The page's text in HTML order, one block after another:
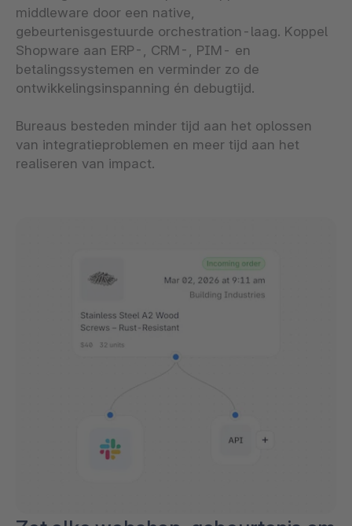
middleware door een native,
gebeurtenisgestuurde orchestration-laag. Koppel
Shopware aan ERP-, CRM-, PIM- en
betalingssystemen en verminder zo de
ontwikkelingsinspanning én debugtijd.
Bureaus besteden minder tijd aan het oplossen
van integratieproblemen en meer tijd aan het
realiseren van impact.